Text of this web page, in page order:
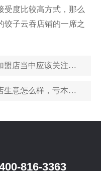
受度比较高方式，那么
饺子云吞店铺的一席之
当中应该关注的细节
么样，亏本几率大不大
816-3363